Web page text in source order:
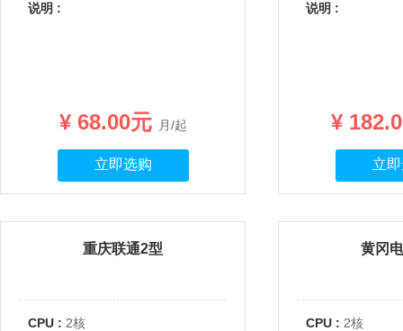
说明 :
¥ 68.00元 月/起
立即选购
说明 :
¥
立
重庆联通2型
CPU : 2核
黄冈
CPU : 2核